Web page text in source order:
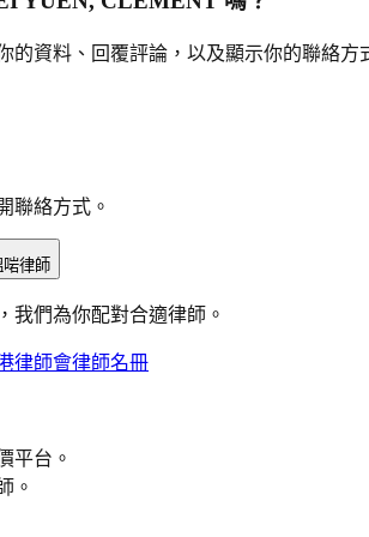
的資料、回覆評論，以及顯示你的聯絡方
聯絡方式。
啱律師
我們為你配對合適律師。
律師會律師名冊
平台。
。